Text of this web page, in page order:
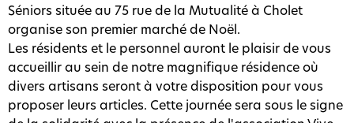
Séniors située au 75 rue de la Mutualité à Cholet
organise son premier marché de Noël.
Les résidents et le personnel auront le plaisir de vous
accueillir au sein de notre magnifique résidence où
divers artisans seront à votre disposition pour vous
proposer leurs articles. Cette journée sera sous le signe